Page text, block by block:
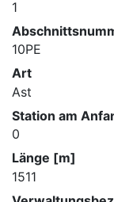
1
10PE
Art
Ast
Station am
0
Länge [m]
1511